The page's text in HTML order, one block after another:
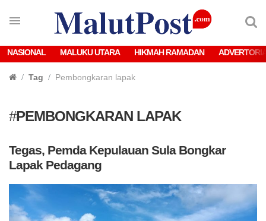
NASIONAL MALUKU UTARA HIKMAH RAMADAN
Tag Pembongkaran lapak
#PEMBONGKARAN LAPAK
Tegas, Pemda Kepulauan Sula Bongkar
Lapak Pedagang